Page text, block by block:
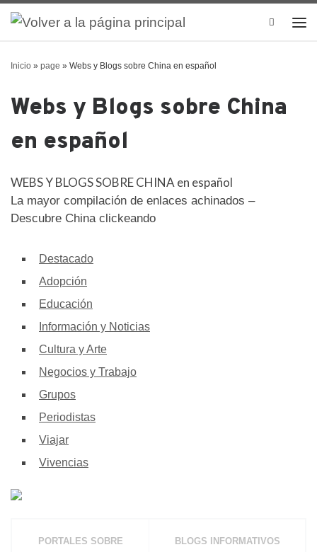
Search
Inicio » page » Webs y Blogs sobre China en español
Webs y Blogs sobre China
en español
WEBS Y BLOGS SOBRE CHINA en español
La mayor compilación de enlaces achinados –
Descubre China clickeando
Destacado
Adopción
Educación
Información y Noticias
Cultura y Arte
Negocios y Trabajo
Grupos
Periodistas
Viajar
Vivencias
PORTALES SOBRE
BLOGS INFORMATIVOS